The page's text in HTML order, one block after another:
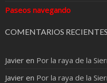
Paseos navegando
COMENTARIOS RECIENTES
Javier en Por la raya de la
Javier en Por la raya de la